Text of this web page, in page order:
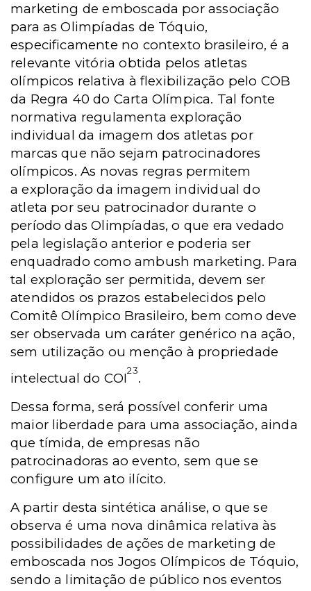
marketing de emboscada por associação
para as Olimpíadas de Tóquio,
especificamente no contexto brasileiro, é a
relevante vitória obtida pelos atletas
olímpicos relativa à flexibilização pelo COB
da Regra 40 do Carta Olímpica. Tal fonte
normativa regulamenta exploração
individual da imagem dos atletas por
marcas que não sejam patrocinadores
olímpicos. As novas regras permitem
a exploração da imagem individual do
atleta por seu patrocinador durante o
período das Olimpíadas, o que era vedado
pela legislação anterior e poderia ser
enquadrado como ambush marketing. Para
tal exploração ser permitida, devem ser
atendidos os prazos estabelecidos pelo
Comitê Olímpico Brasileiro, bem como deve
ser observada um caráter genérico na ação,
sem utilização ou menção à propriedade
intelectual do COI23.
Dessa forma, será possível conferir uma
maior liberdade para uma associação, ainda
que tímida, de empresas não
patrocinadoras ao evento, sem que se
configure um ato ilícito.
A partir desta sintética análise, o que se
observa é uma nova dinâmica relativa às
possibilidades de ações de marketing de
emboscada nos Jogos Olímpicos de Tóquio,
sendo a limitação de público nos eventos